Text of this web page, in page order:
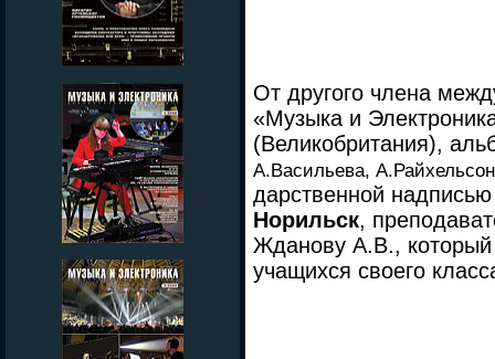
От другого члена
«Музыка и
(Великобритания),
А.Васильева,
дарственной
Норильск,
Жданову А.В., который
учащихся своего